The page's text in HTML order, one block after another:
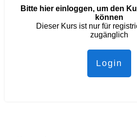
Bitte hier einloggen, um den
können
Dieser Kurs ist nur für
zugänglich
Login